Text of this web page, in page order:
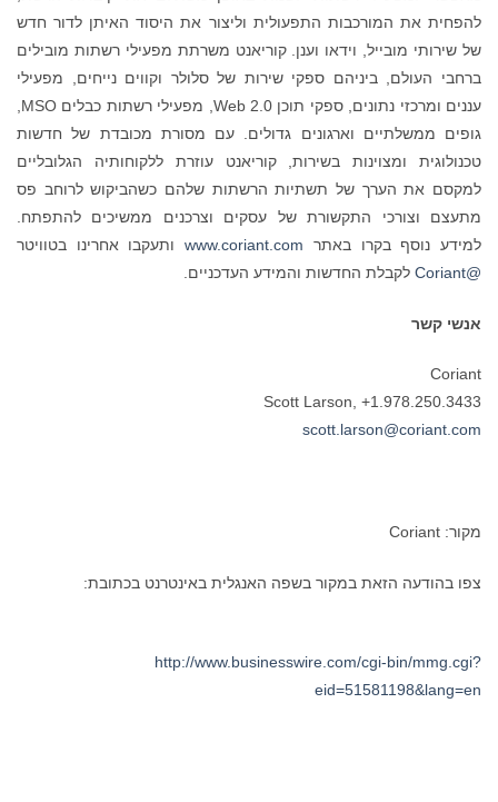
להפחית את המורכבות התפעולית וליצור את היסוד האיתן לדור חדש
של שירותי מובייל, וידאו וענן. קוריאנט משרתת מפעילי רשתות מובילים
ברחבי העולם, ביניהם ספקי שירות של סלולר וקווים נייחים, מפעילי
גופים ממשלתיים וארגונים גדולים. עם מסורת מכובדת של חדשות
טכנולוגית ומצוינות בשירות, קוריאנט עוזרת ללקוחותיה הגלובליים
למקסם את הערך של תשתיות הרשתות שלהם כשהביקוש לרוחב פס
מתעצם וצורכי התקשורת של עסקים וצרכנים ממשיכים להתפתח.
למידע נוסף בקרו באתר www.coriant.comותעקבו אחרינו בטוויטר
@Coriant
לקבלת החדשות והמידע העדכניים.
אנשי קשר
Coriant
Scott Larson, +1.978.250.3433
scott.larson@coriant.com
מקור: Coriant
צפו בהודעה הזאת במקור בשפה האנגלית באינטרנט בכתובת:
http://www.businesswire.com/cgi-bin/mmg.cgi?
eid=51581198&lang=en